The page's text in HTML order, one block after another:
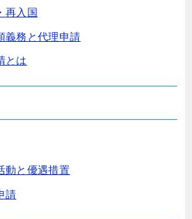
再入国
義務と代理申請
とは
動と優遇措置
請